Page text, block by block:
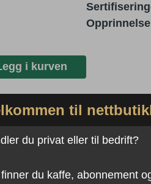
i kurven
til
du privat eller til bedrift?
du kaffe, abonnement